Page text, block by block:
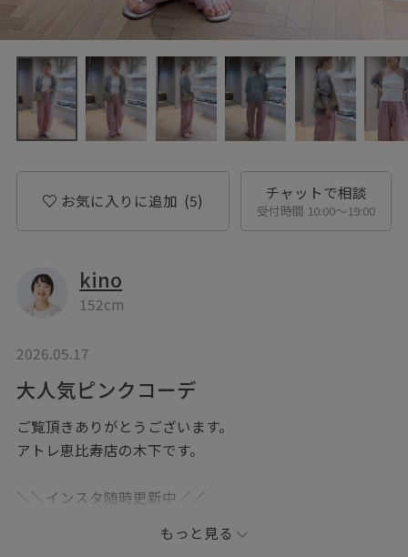
お気に入りに追加 (5) チャットで相談
受付時間 10:00〜19:00
kino
152cm
2026.05.17
大人気ピンクコーデ
ご覧頂きありがとうございます。
アトレ恵比寿店の木下です。
＼＼インスタ随時更新中／／
もっと見る